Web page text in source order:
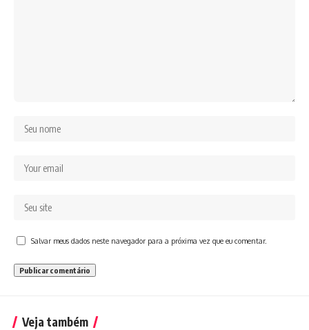
Salvar meus dados neste navegador para a próxima vez que eu comentar.
Veja também